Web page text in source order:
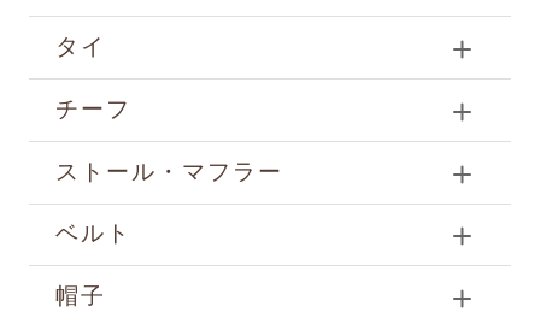
タイ
チーフ
ストール・マフラー
ベルト
帽子